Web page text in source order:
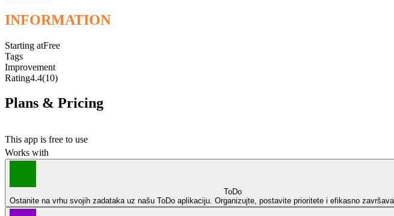
INFORMATION
Starting atFree
Tags
Improvement
Rating4.4(10)
Plans & Pricing
This app is free to use
Works with
ToDo
Ostanite na vrhu svojih zadataka uz našu ToDo aplikaciju. Organizujte, postavite prioritete i efikasno